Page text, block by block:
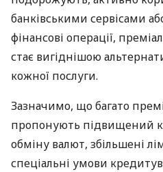
банківськими сервісами
фінансові операції,
стає вигіднішою
кожної послуги.
Зазначимо, що багато
пропонують підвищений
обміну валют, збільшені
спеціальні умови